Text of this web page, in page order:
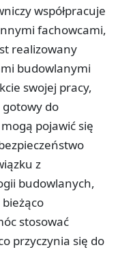
współpracuje
fachowcami,
realizowany
budowlanymi
swojej pracy,
do
pojawić się
z
budowlanych,
stosować
przyczynia się do